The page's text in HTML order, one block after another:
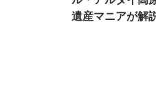
遺産マニアが解